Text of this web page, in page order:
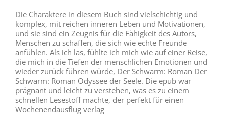
Die Charaktere in diesem Buch sind vielschichtig und
komplex, mit reichen inneren Leben und Motivationen,
und sie sind ein Zeugnis für die Fähigkeit des Autors,
Menschen zu schaffen, die sich wie echte Freunde
anfühlen. Als ich las, fühlte ich mich wie auf einer Reise,
die mich in die Tiefen der menschlichen Emotionen und
wieder zurück führen würde, Der Schwarm: Roman Der
Schwarm: Roman Odyssee der Seele. Die epub war
prägnant und leicht zu verstehen, was es zu einem
schnellen Lesestoff machte, der perfekt für einen
Wochenendausflug verlag